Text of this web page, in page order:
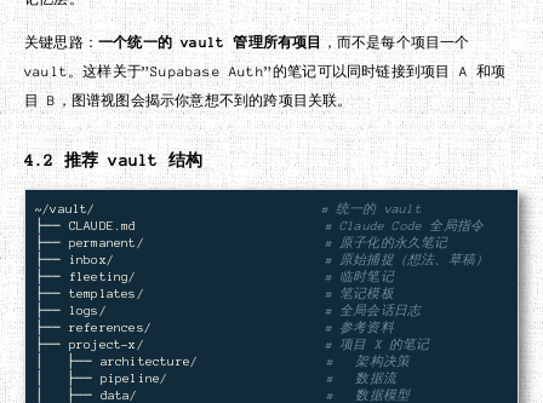
关键思路： 一个统一的 vault 管理所有项目，而不是每个项目一个
vault。这样关于”Supabase Auth”的笔记可以同时链接到项目 A 和项
目 B，图谱视图会揭示你意想不到的跨项目关联。
4.2 推荐 vault 结构
~/vault/ # 统一的 vault
├── CLAUDE.md # Claude Code 全局指令
├── permanent/ # 原子化的永久笔记
├── inbox/ # 原始捕捉（想法、草稿）
├── fleeting/ # 临时笔记
├── templates/ # 笔记模板
├── logs/ # 全局会话日志
├── references/ # 参考资料
├── project-x/ # 项目 X 的笔记
│   ├── architecture/ #   架构决策
│   ├── pipeline/ #   数据流
│   ├── data/ #   数据模型